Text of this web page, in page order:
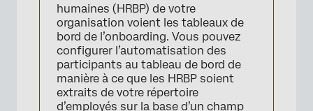
humaines (HRBP) de votre
organisation voient les tableaux de
bord de l’onboarding. Vous pouvez
configurer l’automatisation des
participants au tableau de bord de
manière à ce que les HRBP soient
extraits de votre répertoire
d’employés sur la base d’un champ